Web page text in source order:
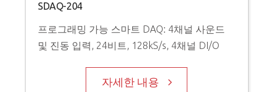
SDAQ-204
프로그래밍 가능 스마트 DAQ: 4채널 사운드
및 진동 입력, 24비트, 128kS/s, 4채널 DI/O
자세한 내용